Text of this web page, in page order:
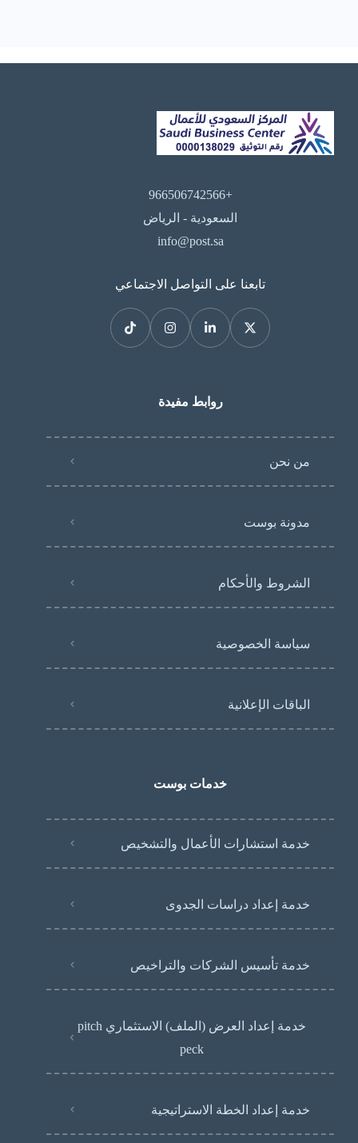
+966506742566
السعودية - الرياض
info@post.sa
تابعنا على التواصل الاجتماعي
روابط مفيدة
من نحن
مدونة بوست
الشروط والأحكام
سياسة الخصوصية
الباقات الإعلانية
خدمات بوست
خدمة استشارات الأعمال والتشخيص
خدمة إعداد دراسات الجدوى
خدمة تأسيس الشركات والتراخيص
خدمة إعداد العرض (الملف) الاستثماري pitch
peck
خدمة إعداد الخطة الاستراتيجية